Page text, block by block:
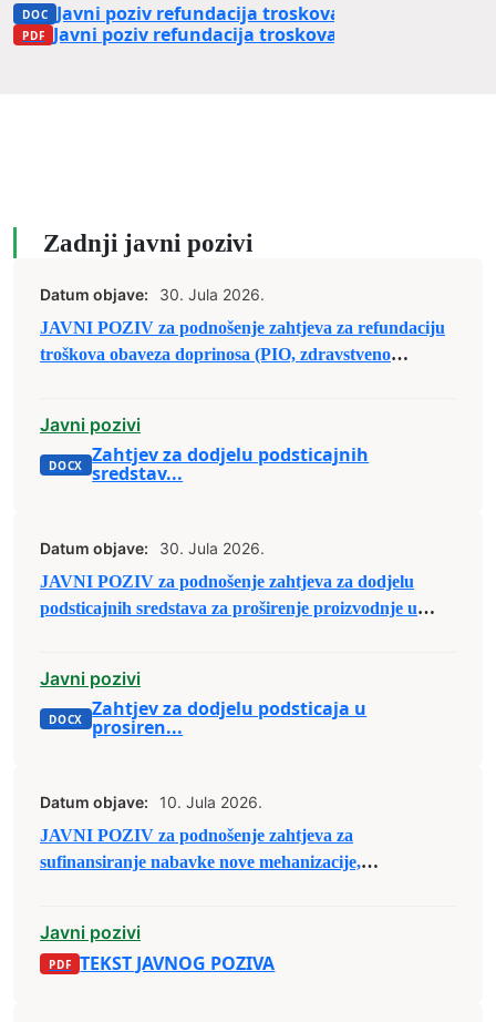
Javni poziv refundacija troskova doprinosa za
Javni poziv refundacija troskova doprinosa 2019
Zadnji javni pozivi
Datum objave:
30. Jula 2026.
JAVNI POZIV za podnošenje zahtjeva za refundaciju
troškova obaveza doprinosa (PIO, zdravstveno
kojima je to osnovna djelatnost
Javni pozivi
Zahtjev za dodjelu podsticajnih
sredstav...
Datum objave:
30. Jula 2026.
JAVNI POZIV za podnošenje zahtjeva za dodjelu
podsticajnih sredstava za proširenje proizvodnje u
Javni pozivi
Zahtjev za dodjelu podsticaja u
prosiren...
Datum objave:
10. Jula 2026.
JAVNI POZIV za podnošenje zahtjeva za
sufinansiranje nabavke nove mehanizacije,
Javni pozivi
TEKST JAVNOG POZIVA